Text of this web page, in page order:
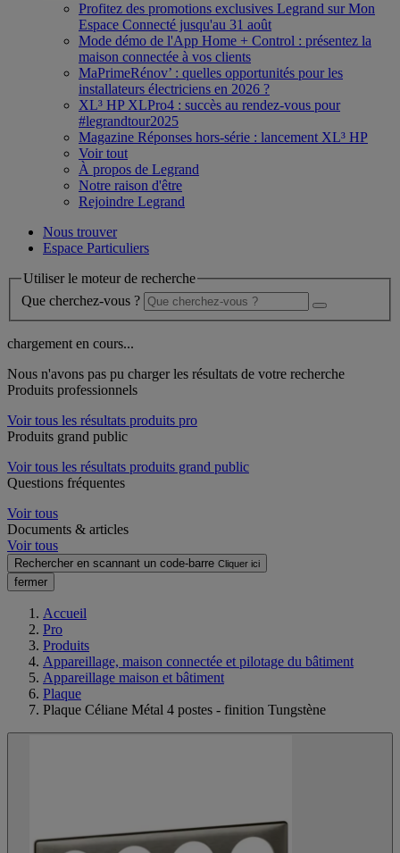
Profitez des promotions exclusives Legrand sur Mon
Espace Connecté jusqu'au 31 août
Mode démo de l'App Home + Control : présentez la
maison connectée à vos clients
MaPrimeRénov’ : quelles opportunités pour les
installateurs électriciens en 2026 ?
XL³ HP XLPro4 : succès au rendez-vous pour
#legrandtour2025
Magazine Réponses hors-série : lancement XL³ HP
Voir tout
À propos de Legrand
Notre raison d'être
Rejoindre Legrand
Nous trouver
Espace Particuliers
Utiliser le moteur de recherche
Que cherchez-vous ?
chargement en cours...
Nous n'avons pas pu charger les résultats de votre recherche
Produits professionnels
Voir tous les résultats produits pro
Produits grand public
Voir tous les résultats produits grand public
Questions fréquentes
Voir tous
Documents & articles
Voir tous
Rechercher en scannant un code-barre Cliquer ici
fermer
Accueil
Pro
Produits
Appareillage, maison connectée et pilotage du bâtiment
Appareillage maison et bâtiment
Plaque
Plaque Céliane Métal 4 postes - finition Tungstène